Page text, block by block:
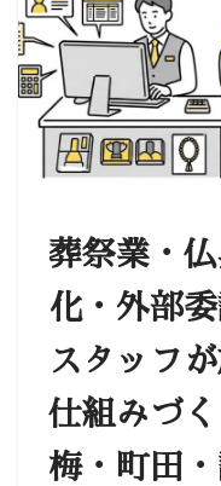
キ
ッ
プ
葬祭業・
化・外部
スタッフ
仕組みづ
梅・町田